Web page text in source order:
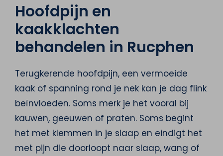
Hoofdpijn en
kaakklachten
behandelen in Rucphen
Terugkerende hoofdpijn, een vermoeide
kaak of spanning rond je nek kan je dag flink
beïnvloeden. Soms merk je het vooral bij
kauwen, geeuwen of praten. Soms begint
het met klemmen in je slaap en eindigt het
met pijn die doorloopt naar slaap, wang of